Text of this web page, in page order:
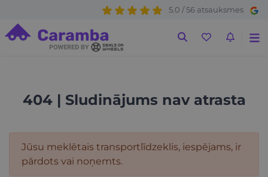
5.0 / 56 atsauksmes
404 | Sludinājums nav atrasta
Jūsu meklētais transportlīdzeklis, iespējams, ir
pārdots vai noņemts.